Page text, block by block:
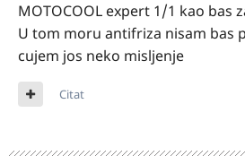
MOTOCOOL expert 1/1 kao bas
U tom moru antifriza nisam bas
cujem jos neko misljenje
Citat